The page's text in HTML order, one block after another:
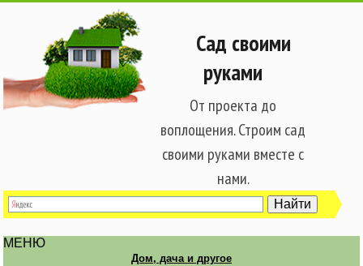
Сад своими
руками
От проекта до
воплощения. Строим сад
своими руками вместе с
нами.
МЕНЮ
Дом, дача и другое